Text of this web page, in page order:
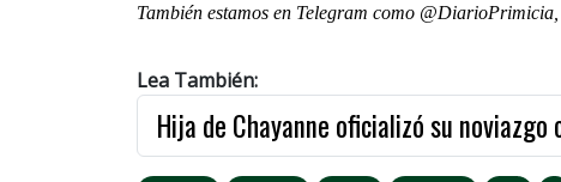
También estamos en Telegram como
Lea También:
Hija de Chayanne oficializó su